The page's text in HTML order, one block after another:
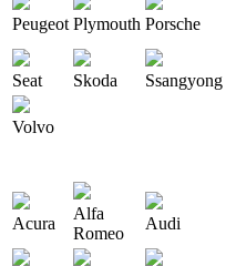
Peugeot Plymouth Porsche
Seat Skoda Ssangyong
Volvo
Acura
Alfa
Romeo
Audi